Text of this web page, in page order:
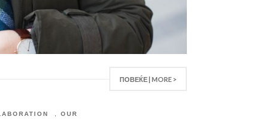
ПОВЕЌЕ | MORE >
OUR